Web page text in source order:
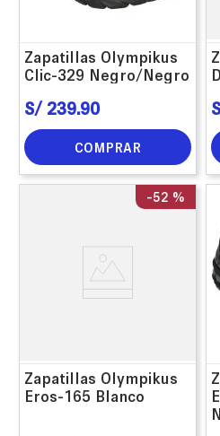
Zapatillas Olympikus
Clic-329 Negro/Negro
S/ 239.90
COMPRAR
-52 %
Zapatillas Olympikus
Eros-165 Blanco